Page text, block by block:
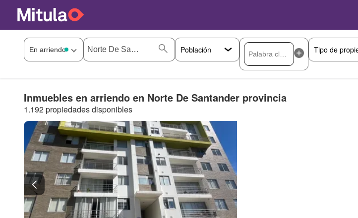
Inmuebles en arriendo en Norte De Santander provincia
1.192 propiedades disponibles